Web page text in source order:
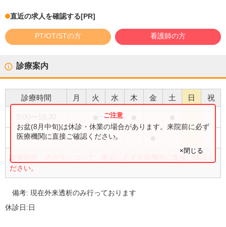
直近の求人を確認する[PR]
PT/OT/STの方 看護師の方
診療案内
診療時間 月 火 水 木 金 土 日 祝
9:00〜22:30 ● ●
診療時間・内容等について、事前に必ず医療機関に直接ご確認く
ださい。
お盆(8月中旬)は休診・休業の場合があります。来院前に必ず
医療機関に直接ご確認ください。
×閉じる
備考:現在外来透析のみ行っております
休診日:日